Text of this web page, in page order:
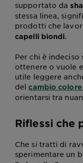
supportato da
stessa linea,
prodotti che
capelli biondi.
Per chi è
ottenere o vuole
utile leggere
delcambio colore
orientarsi tra
Riflessi che
Che si tratti di
sperimentare un